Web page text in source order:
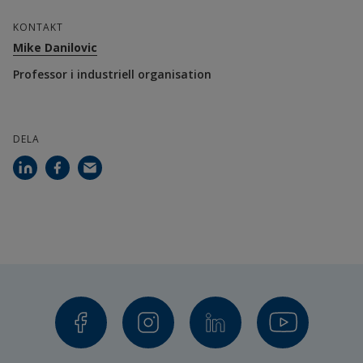
KONTAKT
Mike Danilovic
Professor i industriell organisation
DELA